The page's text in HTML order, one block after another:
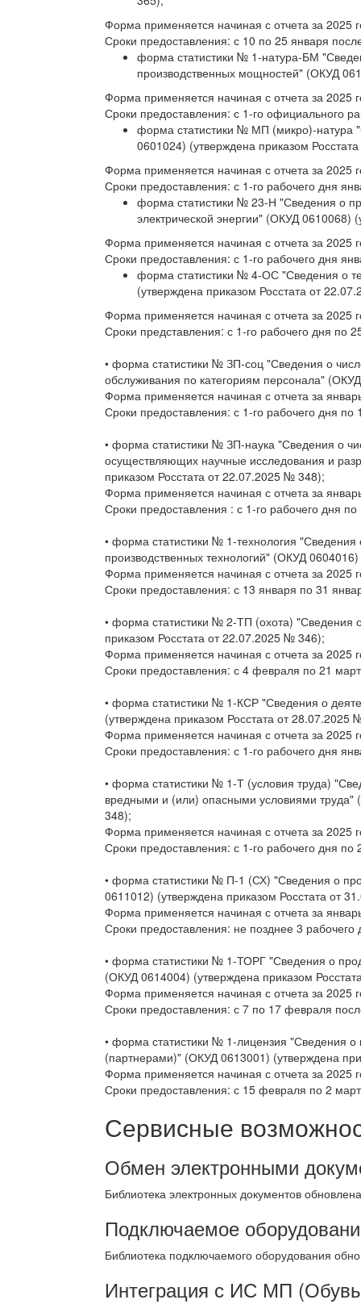
Форма применяется начиная с отчета за 2025
Сроки предоставления: с 10 по 25 января
форма статистики № 1-натура-БМ
производственных мощностей" (ОКУД
Форма применяется начиная с отчета за 2025
Сроки предоставления: с 1-го официального
форма статистики № МП (микро)-натура
0601024) (утверждена приказом
Форма применяется начиная с отчета за 2025
Сроки предоставления: с 1-го рабочего дня
форма статистики № 23-Н "Сведения о
электрической энергии" (ОКУД 0610068)
Форма применяется начиная с отчета за 2025
Сроки предоставления: с 1-го рабочего дня
форма статистики № 4-ОС "Сведения о
(утверждена приказом Росстата от
Форма применяется начиная с отчета за 2025
Сроки представления: с 1-го рабочего дня по
• форма статистики № ЗП-соц "Сведения о
обслуживания по категориям персонала"
Форма применяется начиная с отчета за
Сроки предоставления: с 1-го рабочего дня по
• форма статистики № ЗП-наука "Сведения о
осуществляющих научные исследования и
приказом Росстата от 22.07.2025 № 348);
Форма применяется начиная с отчета за
Сроки предоставления : с 1-го рабочего дня
• форма статистики № 1-технология
производственных технологий" (ОКУД
Форма применяется начиная с отчета за 2025
Сроки предоставления: с 13 января по 31
• форма статистики № 2-ТП (охота) "Сведения
приказом Росстата от 22.07.2025 № 346);
Форма применяется начиная с отчета за 2025
Сроки предоставления: с 4 февраля по 21
• форма статистики № 1-КСР "Сведения о
(утверждена приказом Росстата от 28.07.2025
Форма применяется начиная с отчета за 2025
Сроки предоставления: с 1-го рабочего дня
• форма статистики № 1-Т (условия труда)
вредными и (или) опасными условиями труда"
348);
Форма применяется начиная с отчета за 2025
Сроки предоставления: с 1-го рабочего дня по
• форма статистики № П-1 (СХ) "Сведения о
0611012) (утверждена приказом Росстата от
Форма применяется начиная с отчета за
Сроки предоставления: не позднее 3 рабочего
• форма статистики № 1-ТОРГ "Сведения о
(ОКУД 0614004) (утверждена приказом
Форма применяется начиная с отчета за 2025
Сроки предоставления: с 7 по 17 февраля
• форма статистики № 1-лицензия "Сведения
(партнерами)" (ОКУД 0613001) (утверждена
Форма применяется начиная с отчета за 2025
Сроки предоставления: с 15 февраля по 2
Сервисные
Обмен электронными
Библиотека электронных документов
Подключаемое
Библиотека подключаемого оборудования
Интеграция с ИС МП